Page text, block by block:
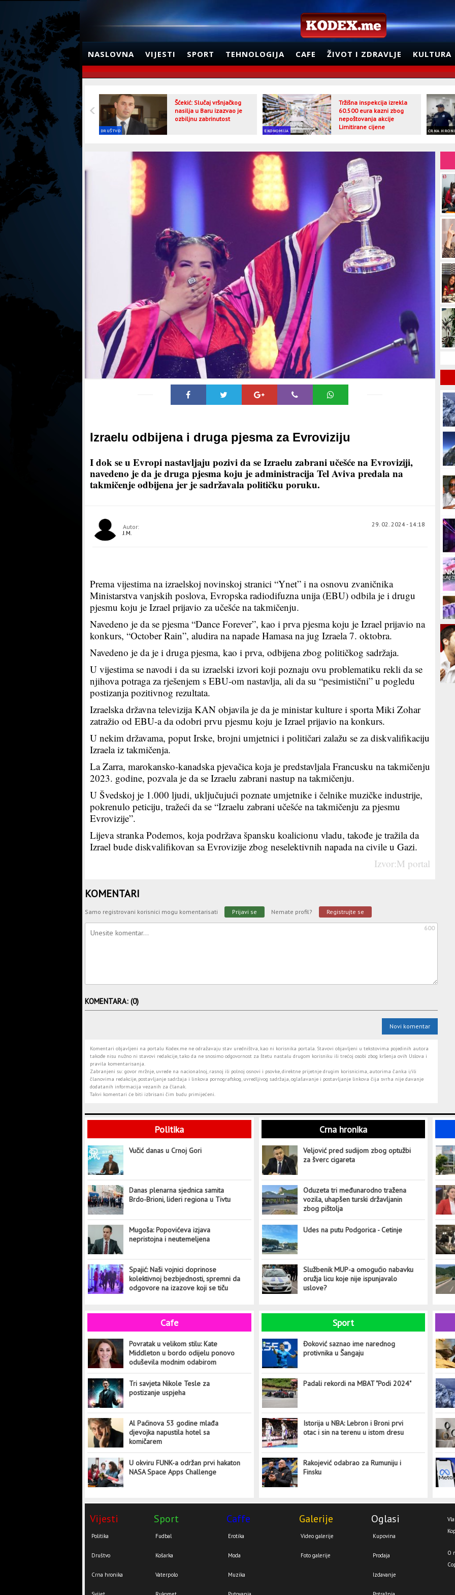
NASLOVNA VIJESTI SPORT TEHNOLOGIJA CAFE ŽIVOT I ZDRAVLJE KULTURA
DRUŠTVO
Šćekić: Slučaj vršnjačkog
nasilja u Baru izazvao je
ozbiljnu zabrinutost
EKONOMIJA
Tržišna inspekcija izrekla
60.500 eura kazni zbog
nepoštovanja akcije
Limitirane cijene
CRNA
Izraelu odbijena i druga pjesma za Evroviziju
I dok se u Evropi nastavljaju pozivi da se Izraelu zabrani učešće na Evroviziji,
navedeno je da je druga pjesma koju je administracija Tel Aviva predala na
takmičenje odbijena jer je sadržavala političku poruku.
29. 02. 2024 - 14:18
Autor:
J.M.
Prema vijestima na izraelskoj novinskoj stranici “Ynet” i na osnovu zvaničnika
Ministarstva vanjskih poslova, Evropska radiodifuzna unija (EBU) odbila je i drugu
pjesmu koju je Izrael prijavio za učešće na takmičenju.
Navedeno je da se pjesma “Dance Forever”, kao i prva pjesma koju je Izrael prijavio na
konkurs, “October Rain”, aludira na napade Hamasa na jug Izraela 7. oktobra.
Navedeno je da je i druga pjesma, kao i prva, odbijena zbog političkog sadržaja.
U vijestima se navodi i da su izraelski izvori koji poznaju ovu problematiku rekli da se
njihova potraga za rješenjem s EBU-om nastavlja, ali da su “pesimistični” u pogledu
postizanja pozitivnog rezultata.
Izraelska državna televizija KAN objavila je da je ministar kulture i sporta Miki Zohar
zatražio od EBU-a da odobri prvu pjesmu koju je Izrael prijavio na konkurs.
U nekim državama, poput Irske, brojni umjetnici i političari zalažu se za diskvalifikaciju
Izraela iz takmičenja.
La Zarra, marokansko-kanadska pjevačica koja je predstavljala Francusku na takmičenju
2023. godine, pozvala je da se Izraelu zabrani nastup na takmičenju.
U Švedskoj je 1.000 ljudi, uključujući poznate umjetnike i čelnike muzičke industrije,
pokrenulo peticiju, tražeći da se “Izraelu zabrani učešće na takmičenju za pjesmu
Evrovizije”.
Lijeva stranka Podemos, koja podržava špansku koalicionu vladu, takođe je tražila da
Izrael bude diskvalifikovan sa Evrovizije zbog neselektivnih napada na civile u Gazi.
Izvor:M portal
KOMENTARI
Samo registrovani korisnici mogu komentarisati Prijavi se Nemate profil? Registrujte se
600
KOMENTARA: (0)
Novi komentar
Komentari objavljeni na portalu Kodex.me ne odražavaju stav uredništva, kao ni korisnika portala. Stavovi objavljeni u tekstovima pojedinih autora
takođe nisu nužno ni stavovi redakcije, tako da ne snosimo odgovornost za štetu nastalu drugom korisniku ili trećoj osobi zbog kršenja ovih Uslova i
pravila komentarisanja.
Zabranjeni su: govor mržnje, uvrede na nacionalnoj, rasnoj ili polnoj osnovi i psovke, direktne prijetnje drugim korisnicima, autorima čanka i/ili
članovima redakcije, postavljanje sadržaja i linkova pornografskog, uvredljivog sadržaja, oglašavanje i postavljanje linkova čija svrha nije davanje
dodatanih informacija vezanih za članak.
Takvi komentari će biti izbrisani čim budu primijećeni.
Politika
Vučić danas u Crnoj Gori
Danas plenarna sjednica samita
Brdo-Brioni, lideri regiona u Tivtu
Mugoša: Popovićeva izjava
nepristojna i neutemeljena
Spajić: Naši vojnici doprinose
kolektivnoj bezbjednosti, spremni da
odgovore na izazove koji se tiču
Crna hronika
Veljović pred sudijom zbog optužbi
za šverc cigareta
Oduzeta tri međunarodno tražena
vozila, uhapšen turski državljanin
zbog pištolja
Udes na putu Podgorica - Cetinje
Službenik MUP-a omogućio nabavku
oružja licu koje nije ispunjavalo
uslove?
Cafe
Povratak u velikom stilu: Kate
Middleton u bordo odijelu ponovo
oduševila modnim odabirom
Tri savjeta Nikole Tesle za
postizanje uspjeha
Al Paćinova 53 godine mlađa
djevojka napustila hotel sa
komičarem
U okviru FUNK-a održan prvi hakaton
NASA Space Apps Challenge
Sport
Đoković saznao ime narednog
protivnika u Šangaju
Padali rekordi na MBAT "Podi 2024"
Istorija u NBA: Lebron i Broni prvi
otac i sin na terenu u istom dresu
Rakojević odabrao za Rumuniju i
Finsku
Vijesti
Politika
Društvo
Crna hronika
Sport
Fudbal
Košarka
Vaterpolo
Caffe
Erotika
Moda
Muzika
Galerije
Video galerije
Foto galerije
Oglasi
Kupovina
Prodaja
Izdavanje
O